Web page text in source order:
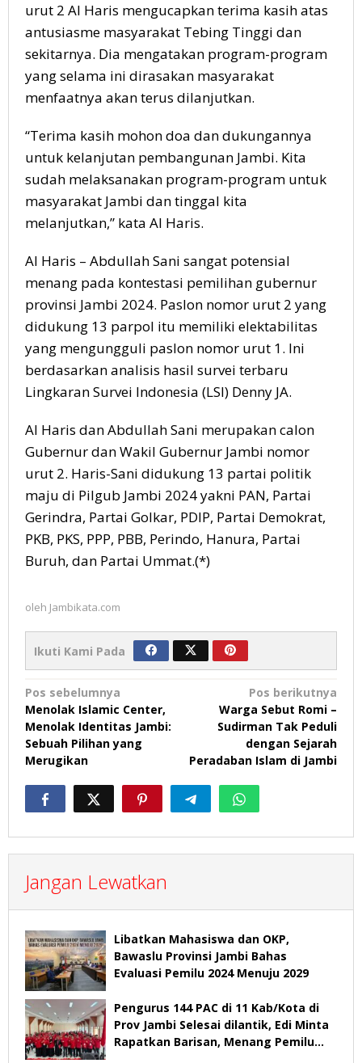
urut 2 Al Haris mengucapkan terima kasih atas
antusiasme masyarakat Tebing Tinggi dan
sekitarnya. Dia mengatakan program-program
yang selama ini dirasakan masyarakat
menfaatnya akan terus dilanjutkan.
“Terima kasih mohon doa dan dukungannya
untuk kelanjutan pembangunan Jambi. Kita
sudah melaksanakan program-program untuk
masyarakat Jambi dan tinggal kita
melanjutkan,” kata Al Haris.
Al Haris – Abdullah Sani sangat potensial
menang pada kontestasi pemilihan gubernur
provinsi Jambi 2024. Paslon nomor urut 2 yang
didukung 13 parpol itu memiliki elektabilitas
yang mengungguli paslon nomor urut 1. Ini
berdasarkan analisis hasil survei terbaru
Lingkaran Survei Indonesia (LSI) Denny JA.
Al Haris dan Abdullah Sani merupakan calon
Gubernur dan Wakil Gubernur Jambi nomor
urut 2. Haris-Sani didukung 13 partai politik
maju di Pilgub Jambi 2024 yakni PAN, Partai
Gerindra, Partai Golkar, PDIP, Partai Demokrat,
PKB, PKS, PPP, PBB, Perindo, Hanura, Partai
Buruh, dan Partai Ummat.(*)
oleh Jambikata.com
Ikuti Kami Pada
Navigasi
pos
Pos sebelumnya
Menolak Islamic Center,
Menolak Identitas Jambi:
Sebuah Pilihan yang
Merugikan
Pos berikutnya
Warga Sebut Romi –
Sudirman Tak Peduli
dengan Sejarah
Peradaban Islam di Jambi
Jangan Lewatkan
Libatkan Mahasiswa dan OKP,
Bawaslu Provinsi Jambi Bahas
Evaluasi Pemilu 2024 Menuju 2029
Pengurus 144 PAC di 11 Kab/Kota di
Prov Jambi Selesai dilantik, Edi Minta
Rapatkan Barisan, Menang Pemilu